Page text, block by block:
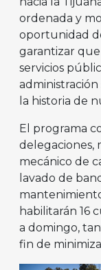
ordenada y
oportunidad
garantizar que
servicios
la historia de
El programa
delegaciones,
mecánico de
lavado de
habilitarán 16
a domingo,
fin de